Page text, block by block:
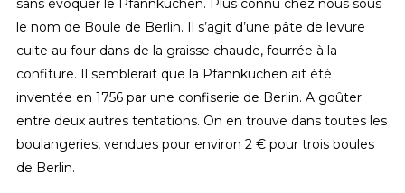
sans évoquer le Pfannkuchen. Plus connu chez nous sous
le nom de Boule de Berlin. Il s’agit d’une pâte de levure
cuite au four dans de la graisse chaude, fourrée à la
confiture. Il semblerait que la Pfannkuchen ait été
inventée en 1756 par une confiserie de Berlin. A goûter
entre deux autres tentations. On en trouve dans toutes les
boulangeries, vendues pour environ 2 € pour trois boules
de Berlin.